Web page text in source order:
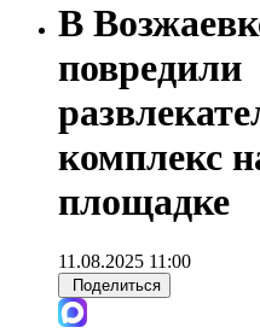
В
повредили
комплекс
площадке
11.08.2025 11:00
Поделиться